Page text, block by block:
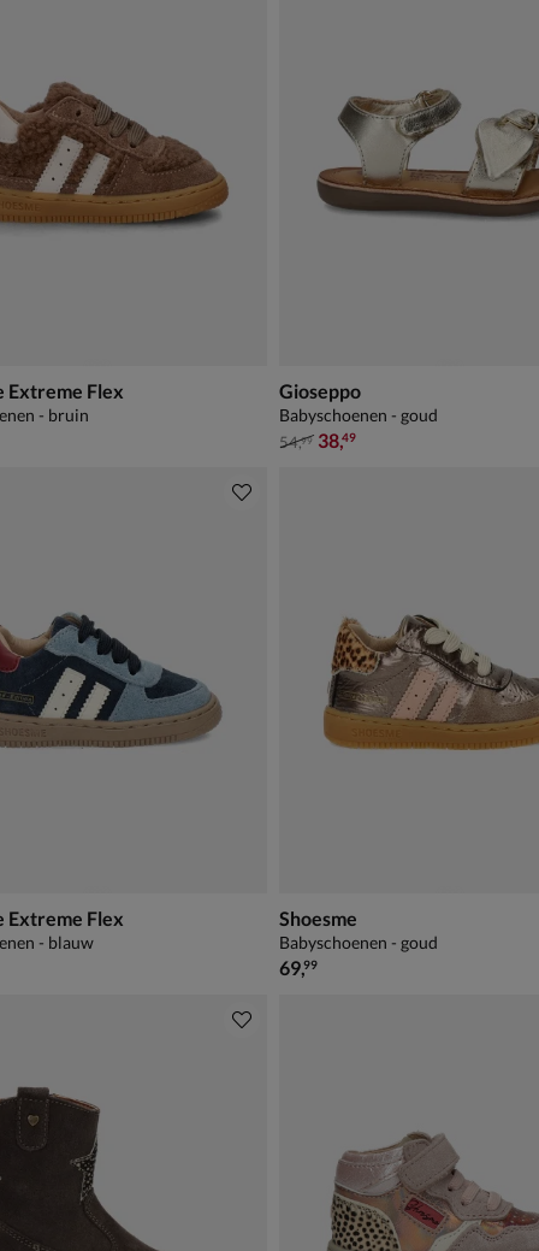
Extreme Flex
- bruin
Gioseppo
Babyschoenen - goud
van € 54,99 voor € 38,49
54,99 38,49
Extreme Flex
- blauw
Shoesme
Babyschoenen - goud
€ 69,99
69,99